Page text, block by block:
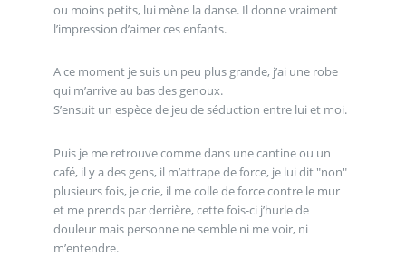
ou moins petits, lui mène la danse. Il donne vraiment
l’impression d’aimer ces enfants.
A ce moment je suis un peu plus grande, j’ai une robe
qui m’arrive au bas des genoux.
S’ensuit un espèce de jeu de séduction entre lui et moi.
Puis je me retrouve comme dans une cantine ou un
café, il y a des gens, il m’attrape de force, je lui dit "non"
plusieurs fois, je crie, il me colle de force contre le mur
et me prends par derrière, cette fois-ci j’hurle de
douleur mais personne ne semble ni me voir, ni
m’entendre.